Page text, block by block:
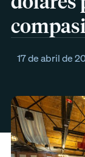
17 de abril de